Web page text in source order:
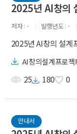
2025년 AI창의
저자 - 발행년도 -
2025년 AI창의 설계
AI창의설계프로
25 180 0
안내서